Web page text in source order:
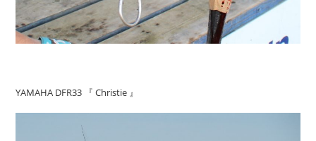
YAMAHA DFR33 『 Christie 』